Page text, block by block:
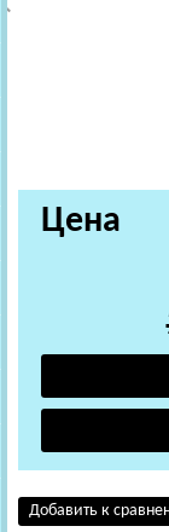
Цена
Добавить к